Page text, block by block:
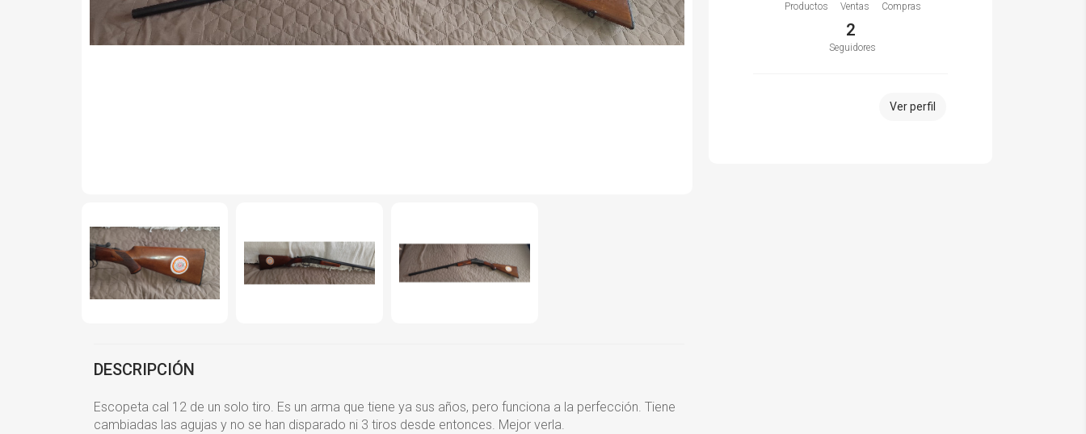
DESCRIPCIÓN
Escopeta cal 12 de un solo tiro. Es un arma que tiene ya sus años, pero funciona a la perfección. Tiene
cambiadas las agujas y no se han disparado ni 3 tiros desde entonces. Mejor verla.
Productos Ventas Compras
2
Seguidores
Ver perfil